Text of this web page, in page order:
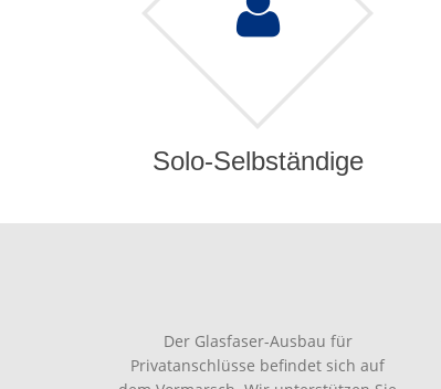
Solo-Selbständige
Der Glasfaser-Ausbau für
Privatanschlüsse befindet sich auf